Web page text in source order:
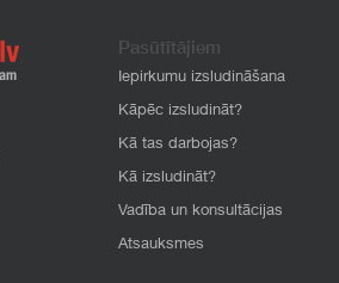
Pasūtītājiem
Iepirkumu izsludināšana
Kāpēc izsludināt?
Kā tas darbojas?
Kā izsludināt?
Vadība un konsultācijas
Atsauksmes